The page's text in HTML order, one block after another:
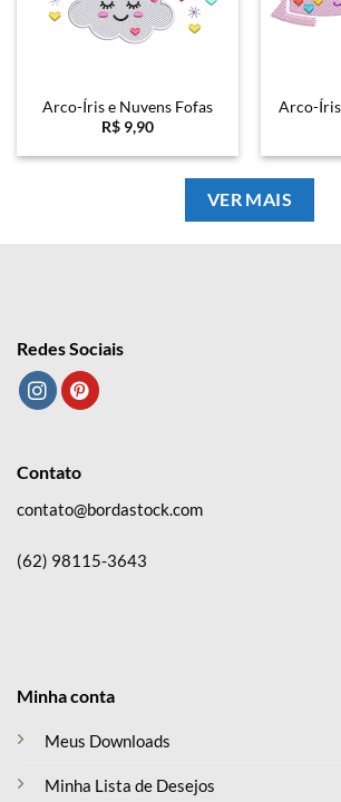
Arco-Íris e Nuvens Fofas
R$ 9,90
Arco-Íris
VER MAIS
Redes Sociais
Minha conta
Meus Downloads
Minha Lista de Desejos
Contato
contato@bordastock.com
(62) 98115-3643